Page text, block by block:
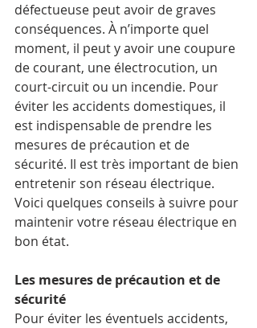
défectueuse peut avoir de graves
conséquences. À n’importe quel
moment, il peut y avoir une coupure
de courant, une électrocution, un
court-circuit ou un incendie. Pour
éviter les accidents domestiques, il
est indispensable de prendre les
mesures de précaution et de
sécurité. Il est très important de bien
entretenir son réseau électrique.
Voici quelques conseils à suivre pour
maintenir votre réseau électrique en
bon état.
Les mesures de précaution et de
sécurité
Pour éviter les éventuels accidents,